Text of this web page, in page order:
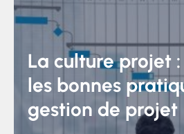
La culture projet
les bonnes
gestion de projet